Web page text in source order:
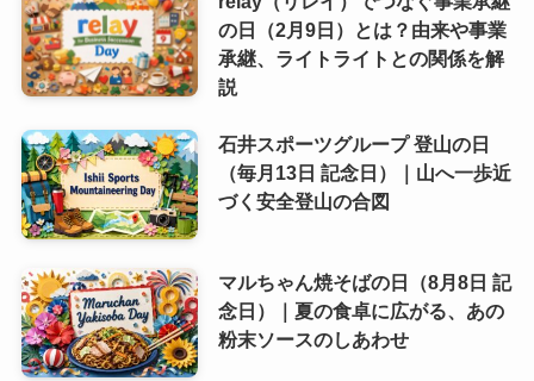
の日（2月9日）とは？由来や事業
承継、ライトライトとの関係を解
説
石井スポーツグループ 登山の日
（毎月13日 記念日）｜山へ一歩近
づく安全登山の合図
マルちゃん焼そばの日（8月8日 記
念日）｜夏の食卓に広がる、あの
粉末ソースのしあわせ